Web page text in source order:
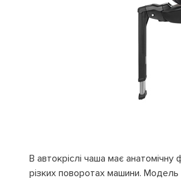
В автокріслі чаша має
різких поворотах машини.